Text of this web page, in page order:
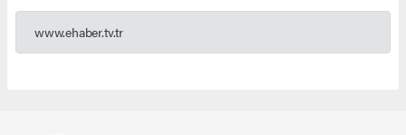
www.ehaber.tv.tr